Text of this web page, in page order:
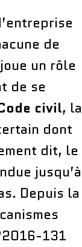
de
joue un rôle
de se
civil, la
dont
dit, le
jusqu’à
Depuis la
131